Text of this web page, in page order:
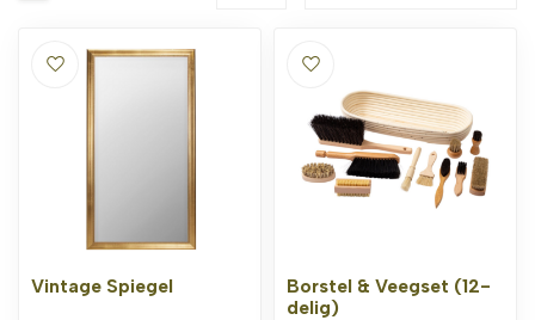
Vintage Spiegel
Borstel & Veegset (12-
delig)